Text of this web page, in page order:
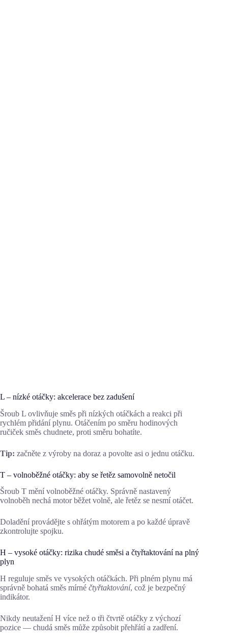
L – nízké otáčky: akcelerace bez zadušení
Šroub L ovlivňuje směs při nízkých otáčkách a reakci při
rychlém přidání plynu. Otáčením po směru hodinových
ručiček směs chudnete, proti směru bohatíte.
Tip: začněte z výroby na doraz a povolte asi o jednu otáčku.
T – volnoběžné otáčky: aby se řetěz samovolně netočil
Šroub T mění volnoběžné otáčky. Správně nastavený
volnoběh nechá motor běžet volně, ale řetěz se nesmí otáčet.
Doladění provádějte s ohřátým motorem a po každé úpravě
zkontrolujte spojku.
H – vysoké otáčky: rizika chudé směsi a čtyřtaktování na plný
plyn
H reguluje směs ve vysokých otáčkách. Při plném plynu má
správně bohatá směs mírné čtyřtaktování, což je bezpečný
indikátor.
Nikdy neutažení H více než o tři čtvrtě otáčky z výchozí
pozice — chudá směs může způsobit přehřátí a zadření.